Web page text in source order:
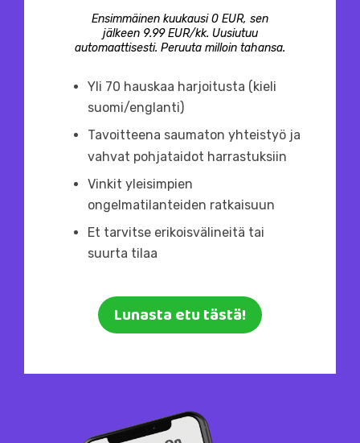
Ensimmäinen kuukausi 0 EUR, sen
jälkeen 9.99 EUR/kk. Uusiutuu
automaattisesti. Peruuta milloin tahansa.
Yli 70 hauskaa harjoitusta (kieli
suomi/englanti)
Tavoitteena saumaton yhteistyö ja
vahvat pohjataidot harrastuksiin
Vinkit yleisimpien
ongelmatilanteiden ratkaisuun
Et tarvitse erikoisvälineitä tai
suurta tilaa
Lunasta etu tästä!